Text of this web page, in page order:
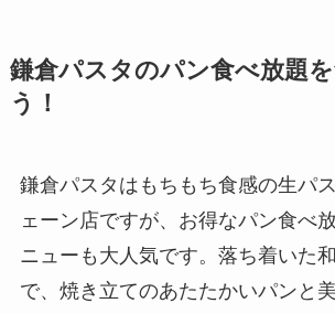
鎌倉パスタのパン食べ放題
う！
鎌倉パスタはもちもち食感の生パ
ェーン店ですが、お得なパン食べ
ニューも大人気です。落ち着いた
で、焼き立てのあたたかいパンと